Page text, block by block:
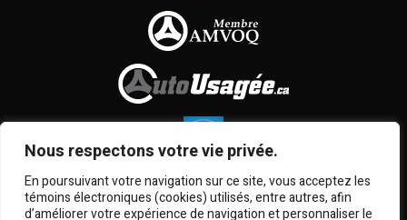
Nous respectons votre vie privée.
En poursuivant votre navigation sur ce site, vous acceptez les
témoins électroniques (cookies) utilisés, entre autres, afin
d’améliorer votre expérience de navigation et personnaliser le